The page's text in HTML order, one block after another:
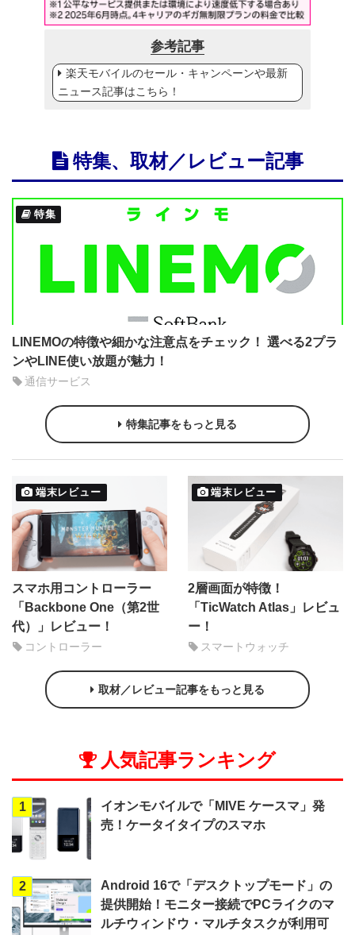
参考記事
楽天モバイルのセール・キャンペーンや最新
ニュース記事はこちら！
特集、取材／レビュー記事
特集
LINEMOの特徴や細かな注意点をチェック！ 選べる2プラ
ンやLINE使い放題が魅力！
通信サービス
特集記事をもっと見る
端末レビュー
スマホ用コントローラー
「Backbone One（第2世
代）」レビュー！
コントローラー
端末レビュー
2層画面が特徴！
「TicWatch Atlas」レビュ
ー！
スマートウォッチ
取材／レビュー記事をもっと見る
人気記事ランキング
1
イオンモバイルで「MIVE ケースマ」発
売！ケータイタイプのスマホ
2
Android 16で「デスクトップモード」の
提供開始！モニター接続でPCライクのマ
ルチウィンドウ・マルチタスクが利用可